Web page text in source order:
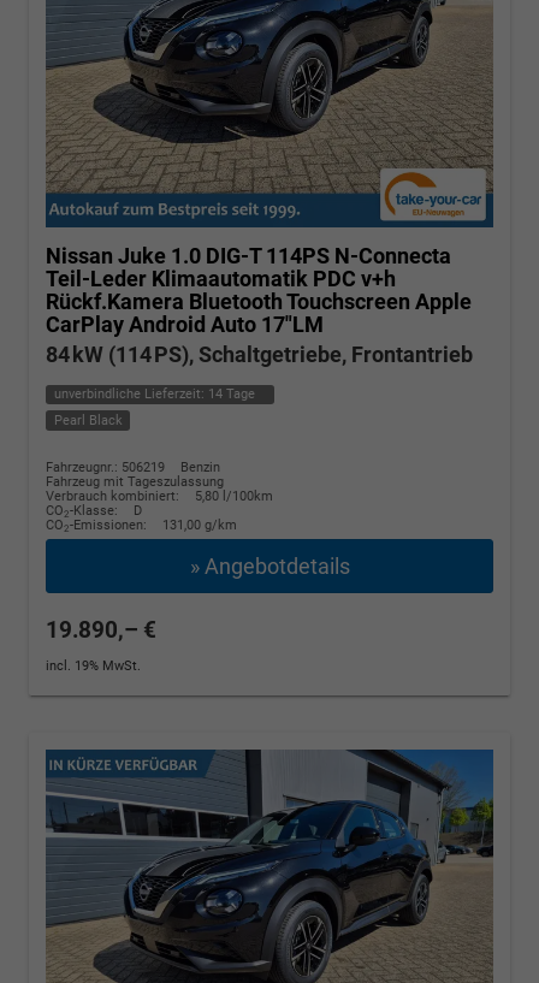
Nissan Juke 1.0 DIG-T 114PS N-Connecta
Teil-Leder Klimaautomatik PDC v+h
Rückf.Kamera Bluetooth Touchscreen Apple
CarPlay Android Auto 17"LM
84 kW (114 PS), Schaltgetriebe, Frontantrieb
unverbindliche Lieferzeit: 14 Tage
Pearl Black
Fahrzeugnr.: 506219
Benzin
Fahrzeug mit Tageszulassung
Verbrauch kombiniert:
5,80 l/100km
CO2-Klasse:
D
CO2-Emissionen: 131,00 g/km
» Angebotdetails
19.890,– €
incl. 19% MwSt.